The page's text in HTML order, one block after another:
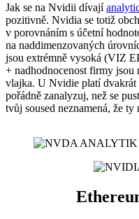
Jak se na Nvidii dívají
pozitivně. Nvidia se totiž
v porovnáním s účetní
na naddimenzovaných
jsou extrémně vysoká (VIZ
+ nadhodnocenost firmy jsou
vlajka. U Nvidie platí dvakrát
pořádně zanalyzuj, než se
tvůj soused neznamená, že ty